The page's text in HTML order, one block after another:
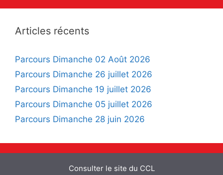
Articles récents
Parcours Dimanche 02 Août 2026
Parcours Dimanche 26 juillet 2026
Parcours Dimanche 19 juillet 2026
Parcours Dimanche 05 juillet 2026
Parcours Dimanche 28 juin 2026
Consulter le site du CCL